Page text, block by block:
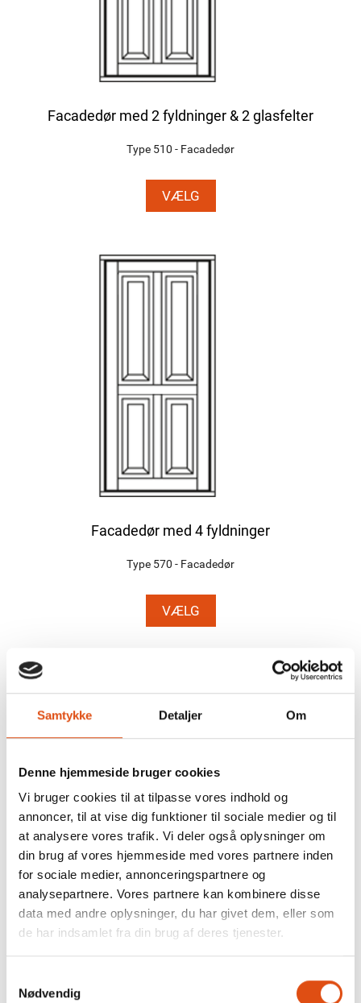
Samtykke Detaljer Om
Denne hjemmeside bruger cookies
Vi bruger cookies til at tilpasse vores indhold og
annoncer, til at vise dig funktioner til sociale medier og til
at analysere vores trafik. Vi deler også oplysninger om
din brug af vores hjemmeside med vores partnere inden
for sociale medier, annonceringspartnere og
analysepartnere. Vores partnere kan kombinere disse
data med andre oplysninger, du har givet dem, eller som
de har indsamlet fra din brug af deres tjenester.
Nødvendig
Facadedør med 2 fyldninger & 2 glasfelter
Type 510 - Facadedør
VÆLG
Facadedør med 4 fyldninger
Type 570 - Facadedør
VÆLG